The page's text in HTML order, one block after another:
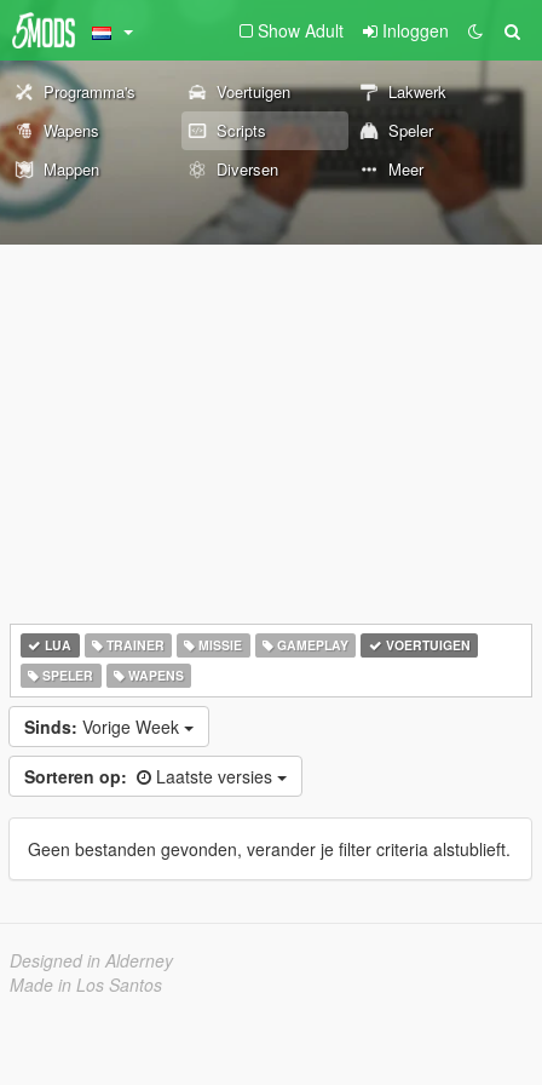
Show Adult Inloggen
Programma's Voertuigen
Lakwerk
Wapens
Scripts
Speler
Mappen
Diversen Meer
LUA TRAINER MISSIE GAMEPLAY
VOERTUIGEN
SPELER
WAPENS
Sinds: Vorige Week
Sorteren op: Laatste versies
Geen bestanden gevonden, verander je filter criteria alstublieft.
Designed in Alderney
Made in Los Santos